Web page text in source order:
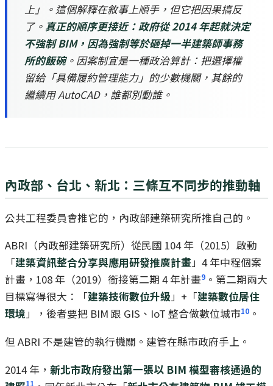
上」。這個解釋在敘事上順手，但它把因果搞反
了。 真正的順序更接近：政府從 2014 年起就決定
不強制 BIM，因為強制等於砸掉一半建築師事務
所的飯碗。因案制宜是一種政治算計：把選擇權
留給「具備履約管理能力」的少數機關，其餘的
繼續用 AutoCAD，誰都別動誰。
內政部、台北、新北：三條互不同步的推動軸
公共工程委員會推它的，內政部建築研究所推自己的。
ABRI（內政部建築研究所）從民國 104 年（2015）啟動
「建築資訊整合分享與應用研發推廣計畫」4 年中程個案
計畫，108 年（2019）銜接第二期 4 年計畫9 。第二期兩大
目標寫得很大：「建築技術數位升級」+「建築數位居住
環境」，後者要把 BIM 跟 GIS、IoT 整合做數位城市10 。
但 ABRI 不是建管的執行機關。建管在縣市政府手上。
2014 年， 新北市政府發出第一張以 BIM 模型審核通過的
11